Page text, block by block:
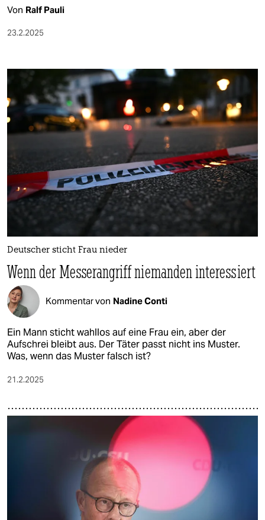
Von Ralf Pauli
23.2.2025
Deutscher sticht Frau nieder
Wenn der Messerangriff niemanden interessiert
Kommentar von Nadine Conti
Ein Mann sticht wahllos auf eine Frau ein, aber der
Aufschrei bleibt aus. Der Täter passt nicht ins Muster.
Was, wenn das Muster falsch ist?
21.2.2025